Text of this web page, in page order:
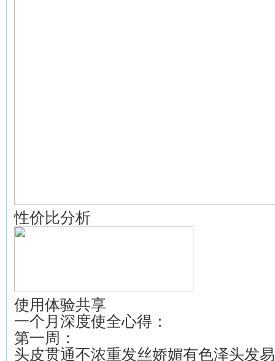
性价比分析
使用体验共享
一个月深度使全心得：
第一周：
头皮贯通不浓重发丝娇媚有色泽头发